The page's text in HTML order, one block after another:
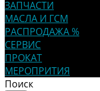
ЗАПЧАСТИ
МАСЛА И ГСМ
РАСПРОДАЖА %
СЕРВИС
ПРОКАТ
МЕРОПРИТИЯ
Поиск